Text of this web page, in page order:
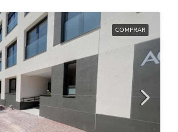
COMPRAR